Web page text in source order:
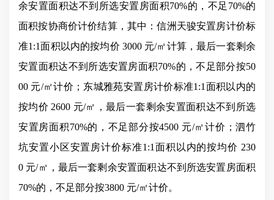
余安置面积达不到所选安置房面积70%的，不足70%的
面积按协商价计价结算，其中：信洲天骏安置房计价标
准1:1面积以内的按均价 3000 元/㎡计算，最后一套剩余
安置面积达不到所选安置房面积70%的，不足部分按50
00 元/㎡计价；东城雅苑安置房计价标准1:1面积以内的
按均价 2600 元/㎡，最后一套剩余安置面积达不到所选
安置房面积70%的，不足部分按4500 元/㎡计价；泗竹
坑安置小区安置房计价标准1:1面积以内的按均价 230
0 元/㎡，最后一套剩余安置面积达不到所选安置房面积
70%的，不足部分按3800 元/㎡计价。